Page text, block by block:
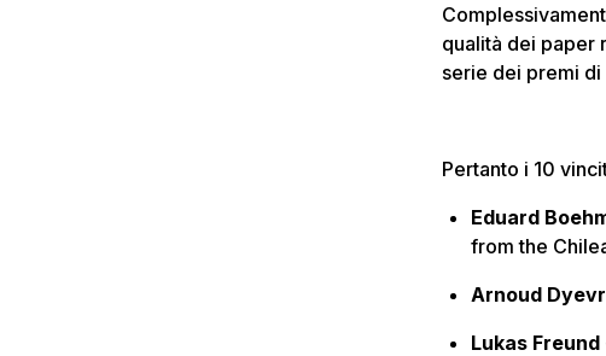
qualità dei paper
serie dei premi di
Pertanto i 10
Eduard
from the
Arnoud
Lukas Freund